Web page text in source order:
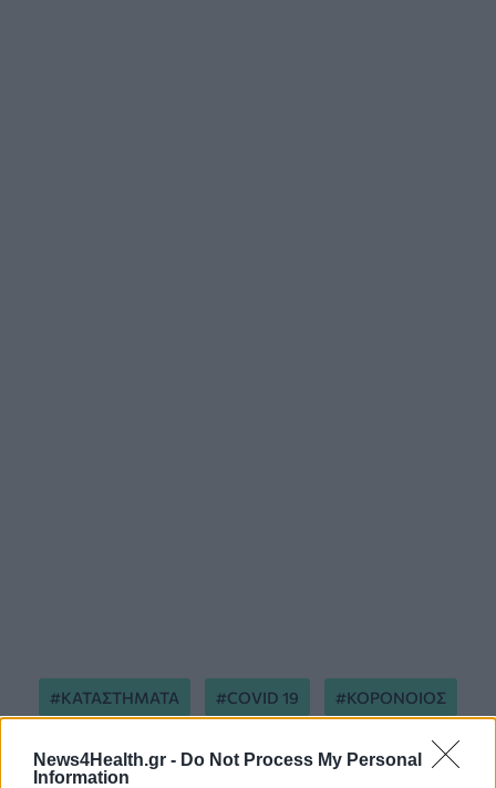
News4Health.gr - Do Not Process My Personal
Information
ΚΑΤΑΣΤΗΜΑΤΑ COVID 19 ΚΟΡΟΝΟΙΟΣ
ΠΛΕΥΡΗΣ ΕΛΕΓΧΟΙ ΠΡΟΣΤΙΜΑ